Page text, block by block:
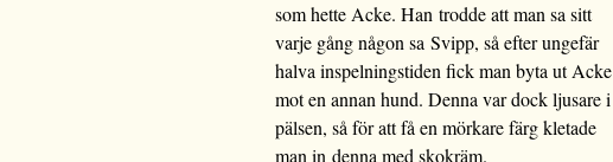
som hette Acke. Han trodde att man sa sitt
varje gång någon sa Svipp, så efter ungefär
halva inspelningstiden fick man byta ut Acke
mot en annan hund. Denna var dock ljusare i
pälsen, så för att få en mörkare färg kletade
man in denna med skokräm.